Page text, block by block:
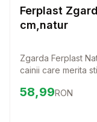
Ferplast
cm,natur
Zgarda Ferplast
cainii care merita
durabilitatea,
Preț:58.99
58,99RON